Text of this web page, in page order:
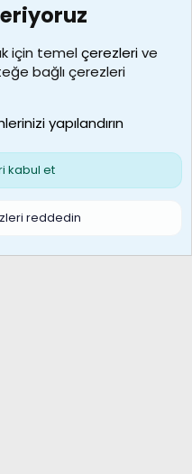
için temelçerezlerive
bağlı çerezleri
yapılandırın
kabul et
reddedin